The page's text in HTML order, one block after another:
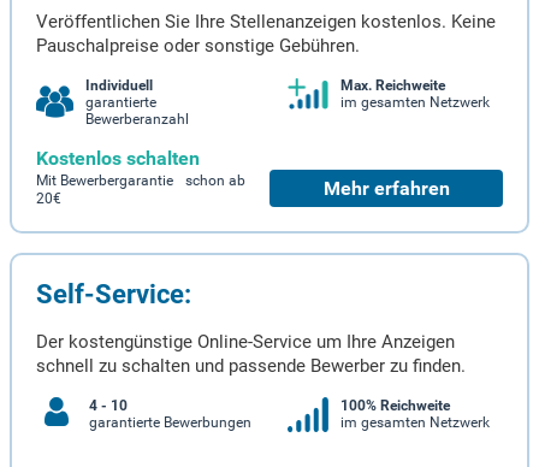
Veröffentlichen Sie Ihre Stellenanzeigen kostenlos. Keine
Pauschalpreise oder sonstige Gebühren.
Individuell
garantierte
Bewerberanzahl
Max. Reichweite
im gesamten Netzwerk
Kostenlos schalten
Mit Bewerbergarantie schon ab
20€
Mehr erfahren
Self-Service:
Der kostengünstige Online-Service um Ihre Anzeigen
schnell zu schalten und passende Bewerber zu finden.
4 - 10
garantierte Bewerbungen
100% Reichweite
im gesamten Netzwerk